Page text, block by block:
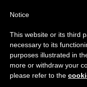
Aviso
Del 27 de julio
anual,
se generan menos
Notice
This website or its third
necessary to its
purposes illustrated in
more or withdraw your
please refer to the